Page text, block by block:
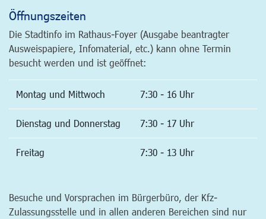
Öffnungszeiten
Die Stadtinfo im Rathaus-Foyer (Ausgabe beantragter
Ausweispapiere, Infomaterial, etc.) kann ohne Termin
besucht werden und ist geöffnet:
Montag und Mittwoch 7:30 - 16 Uhr
Dienstag und Donnerstag 7:30 - 17 Uhr
Freitag 7:30 - 13 Uhr
Besuche und Vorsprachen im Bürgerbüro, der Kfz-
Zulassungsstelle und in allen anderen Bereichen sind nur